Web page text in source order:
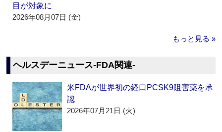
目が対象に
2026年08月07日 (金)
もっと見る »
ヘルスデーニュース‐FDA関連‐
米FDAが世界初の経口PCSK9阻害薬を承
認
2026年07月21日 (火)